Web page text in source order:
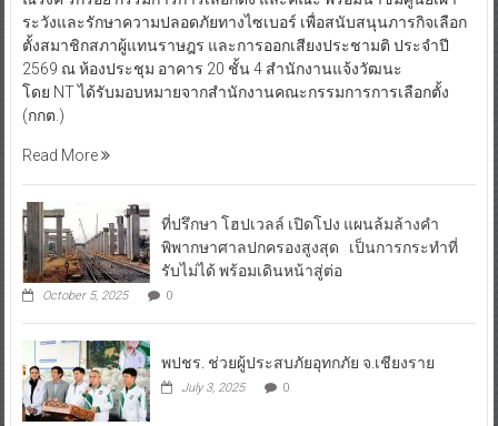
ระวังและรักษาความปลอดภัยทางไซเบอร์ เพื่อสนับสนุนภารกิจเลือก
ตั้งสมาชิกสภาผู้แทนราษฎร และการออกเสียงประชามติ ประจำปี
2569 ณ ห้องประชุม อาคาร 20 ชั้น 4 สำนักงานแจ้งวัฒนะ
โดย NT ได้รับมอบหมายจากสำนักงานคณะกรรมการการเลือกตั้ง
(กกต.)
Read More
ที่ปรึกษา โฮปเวลล์ เปิดโปง แผนล้มล้างคำ
พิพากษาศาลปกครองสูงสุด เป็นการกระทำที่
รับไม่ได้ พร้อมเดินหน้าสู่ต่อ
October 5, 2025 0
พปชร. ช่วยผู้ประสบภัยอุทกภัย จ.เชียงราย
July 3, 2025 0